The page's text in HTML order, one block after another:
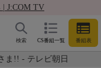
J:COM TV
CS番組一覧 番組表
検索
ま!! - テレビ朝日